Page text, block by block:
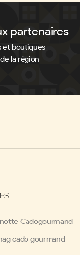
partenaires
et boutiques
la région
Cadogourmand
cado gourmand